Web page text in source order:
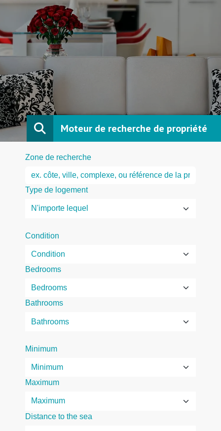
Moteur de recherche de propriété
Zone de recherche
Type de logement
Condition
Bedrooms
Bathrooms
Minimum
Maximum
Distance to the sea